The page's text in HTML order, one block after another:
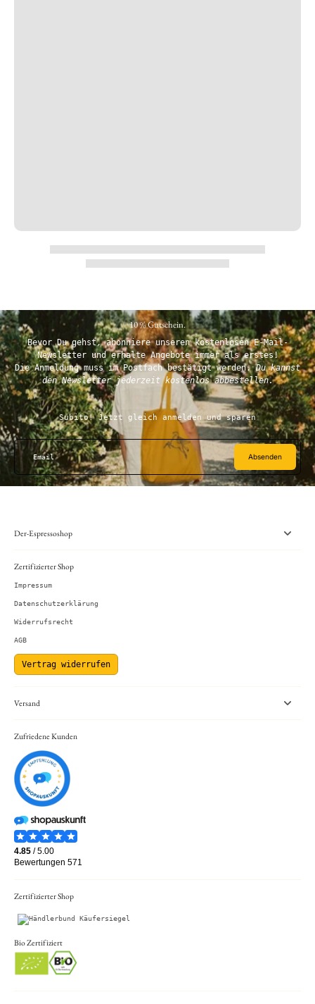
10 % Gutschein.
Bevor Du gehst, abonniere unseren kostenlosen E-Mail-
Newsletter und erhalte Angebote immer als erstes!
Die Anmeldung muss im Postfach bestätigt werden.Du kannst
den Newsletter jederzeit kostenlos abbestellen.
Subito! Jetzt gleich anmelden und sparen
Email Absenden
Der-Espressoshop
Zertifizierter Shop
Impressum
Datenschutzerklärung
Widerrufsrecht
AGB
Vertrag widerrufen
Versand
Zufriedene Kunden
Zertifizierter Shop
Bio Zertifiziert